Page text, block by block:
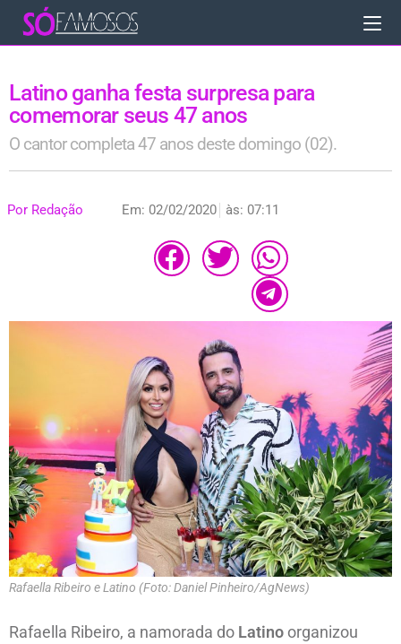
Latino ganha festa surpresa para
comemorar seus 47 anos
O cantor completa 47 anos deste domingo (02).
Por Redação Em: 02/02/2020 às: 07:11
Rafaella Ribeiro e Latino (Foto: Daniel Pinheiro/AgNews)
Rafaella Ribeiro, a namorada do Latino organizou